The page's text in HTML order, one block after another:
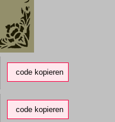
code kopieren
code kopieren